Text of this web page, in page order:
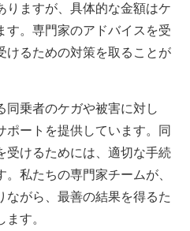
りますが、具体的な金額はケ
す。専門家のアドバイスを受
けるための対策を取ることが
同乗者のケガや被害に対し
ポートを提供しています。同
受けるためには、適切な手続
私たちの専門家チームが、
ながら、最善の結果を得るた
す。